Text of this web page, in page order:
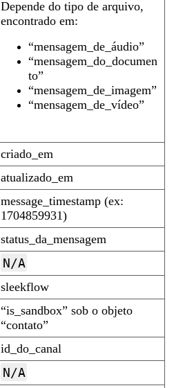
Depende do tipo de arquivo,
encontrado em:
“mensagem_de_áudio”
“mensagem_do_documen
to”
“mensagem_de_imagem”
“mensagem_de_vídeo”
criado_em
atualizado_em
message_timestamp (ex:
1704859931)
status_da_mensagem
N/A
sleekflow
“is_sandbox” sob o objeto
“contato”
id_do_canal
N/A